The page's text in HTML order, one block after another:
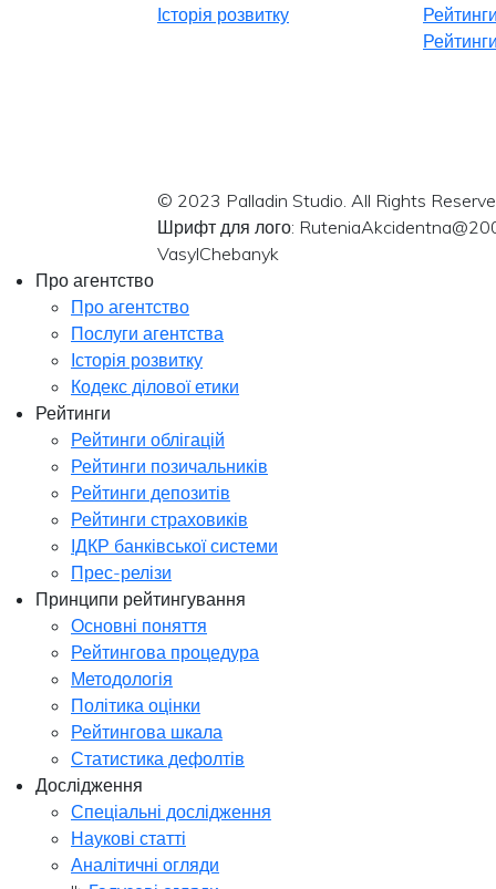
Історія розвитку
© 2023 Palladin Studio. All Rights
Шрифт для лого:
VasylChebanyk
Про агентство
Про агентство
Послуги агентства
Історія розвитку
Кодекс ділової етики
Рейтинги
Рейтинги облігацій
Рейтинги позичальників
Рейтинги депозитів
Рейтинги страховиків
ІДКР банківської системи
Прес-релізи
Принципи рейтингування
Основні поняття
Рейтингова процедура
Методологія
Політика оцінки
Рейтингова шкала
Статистика дефолтів
Дослідження
Спеціальні дослідження
Наукові статті
Аналітичні огляди